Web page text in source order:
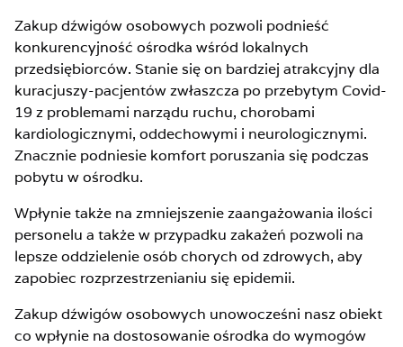
Zakup dźwigów osobowych pozwoli podnieść
konkurencyjność ośrodka wśród lokalnych
przedsiębiorców. Stanie się on bardziej atrakcyjny dla
kuracjuszy-pacjentów zwłaszcza po przebytym Covid-
19 z problemami narządu ruchu, chorobami
kardiologicznymi, oddechowymi i neurologicznymi.
Znacznie podniesie komfort poruszania się podczas
pobytu w ośrodku.
Wpłynie także na zmniejszenie zaangażowania ilości
personelu a także w przypadku zakażeń pozwoli na
lepsze oddzielenie osób chorych od zdrowych, aby
zapobiec rozprzestrzenianiu się epidemii.
Zakup dźwigów osobowych unowocześni nasz obiekt
co wpłynie na dostosowanie ośrodka do wymogów